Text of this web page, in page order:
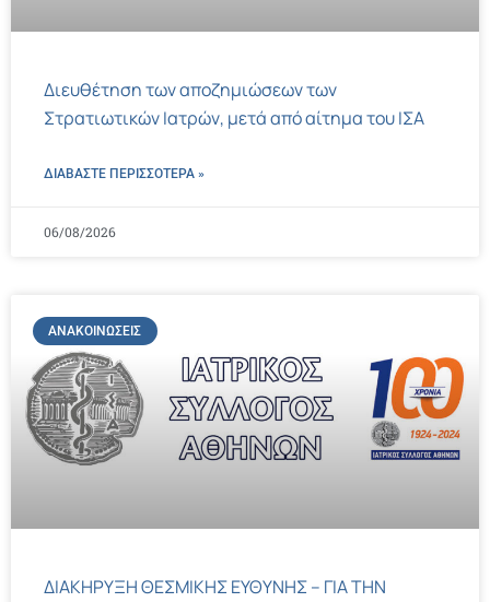
Διευθέτηση των αποζημιώσεων των
Στρατιωτικών Ιατρών, μετά από αίτημα του ΙΣΑ
ΔΙΑΒΑΣΤΕ ΠΕΡΙΣΣΌΤΕΡΑ »
06/08/2026
ΑΝΑΚΟΙΝΏΣΕΙΣ
ΔΙΑΚΗΡΥΞΗ ΘΕΣΜΙΚΗΣ ΕΥΘΥΝΗΣ – ΓΙΑ ΤΗΝ